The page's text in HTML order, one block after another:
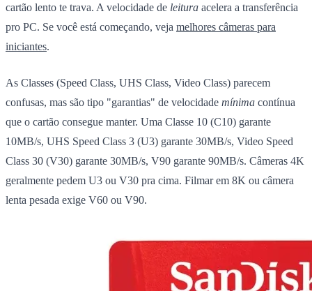
cartão lento te trava. A velocidade de leitura acelera a transferência
pro PC. Se você está começando, veja melhores câmeras para
iniciantes.
As Classes (Speed Class, UHS Class, Video Class) parecem
confusas, mas são tipo "garantias" de velocidade mínima contínua
que o cartão consegue manter. Uma Classe 10 (C10) garante
10MB/s, UHS Speed Class 3 (U3) garante 30MB/s, Video Speed
Class 30 (V30) garante 30MB/s, V90 garante 90MB/s. Câmeras 4K
geralmente pedem U3 ou V30 pra cima. Filmar em 8K ou câmera
lenta pesada exige V60 ou V90.